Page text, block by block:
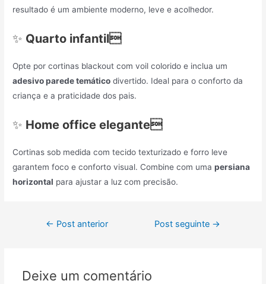
resultado é um ambiente moderno, leve e acolhedor.
✨ Quarto infantil
Opte por cortinas blackout com voil colorido e inclua um
adesivo parede temático divertido. Ideal para o conforto da
criança e a praticidade dos pais.
✨ Home office elegante
Cortinas sob medida com tecido texturizado e forro leve
garantem foco e conforto visual. Combine com umapersiana
horizontal para ajustar a luz com precisão.
← Post anterior Post seguinte →
Deixe um comentário